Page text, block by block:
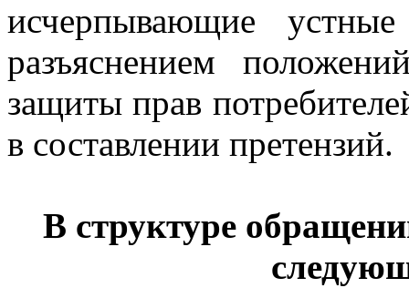
исчерпывающие
разъяснением
защиты прав
в составлении претензий.
В структуре